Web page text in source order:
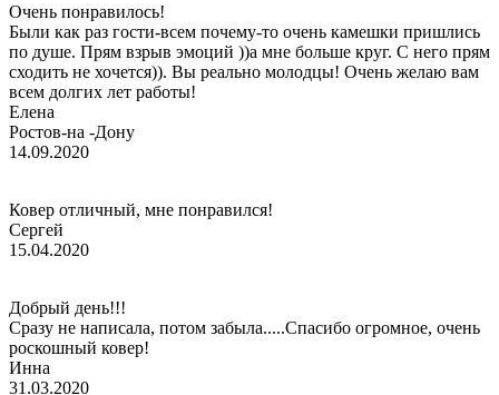
Очень понравилось!
Были как раз гости-всем почему-то очень камешки пришлись
по душе. Прям взрыв эмоций ))а мне больше круг. С него прям
сходить не хочется)). Вы реально молодцы! Очень желаю вам
всем долгих лет работы!
Елена
Ростов-на -Дону
14.09.2020
Ковер отличный, мне понравился!
Сергей
15.04.2020
Добрый день!!!
Сразу не написала, потом забыла.....Спасибо огромное, очень
роскошный ковер!
Инна
31.03.2020